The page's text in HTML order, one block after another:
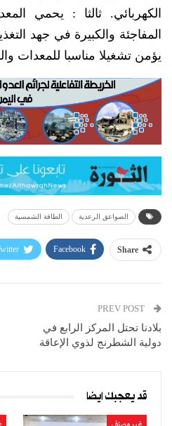
الكهربائي. ثالثا : يحمي
يؤمن تشغيلا مناسبا للمعدات
الصواعق الرعدية الطاقة الشمسية
Share
Facebook
بلادنا تحتل المركز الرابع في
دولية الشطرنج لذوي الإعاقة
قد يعجبك ايضا